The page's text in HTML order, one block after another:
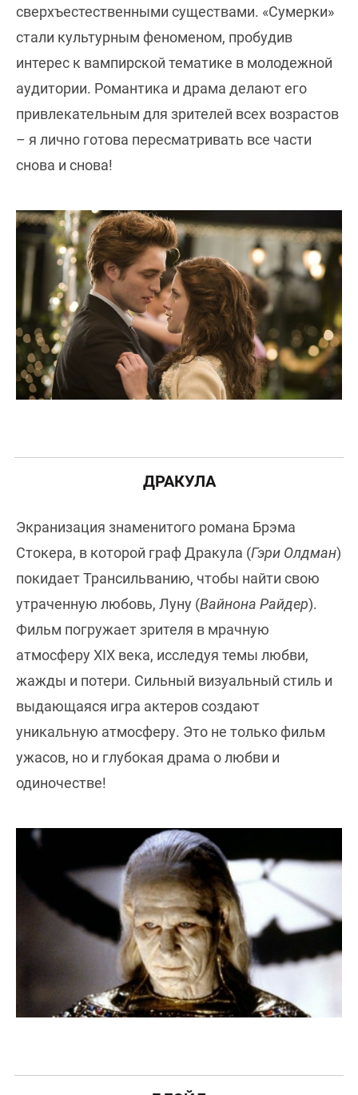
сверхъестественными существами. «Сумерки»
стали культурным феноменом, пробудив
интерес к вампирской тематике в молодежной
аудитории. Романтика и драма делают его
привлекательным для зрителей всех возрастов
– я лично готова пересматривать все части
снова и снова!
ДРАКУЛА
Экранизация знаменитого романа Брэма
Стокера, в которой граф Дракула (Гэри Олдман)
покидает Трансильванию, чтобы найти свою
утраченную любовь, Луну (Вайнона Райдер).
Фильм погружает зрителя в мрачную
атмосферу XIX века, исследуя темы любви,
жажды и потери. Сильный визуальный стиль и
выдающаяся игра актеров создают
уникальную атмосферу. Это не только фильм
ужасов, но и глубокая драма о любви и
одиночестве!